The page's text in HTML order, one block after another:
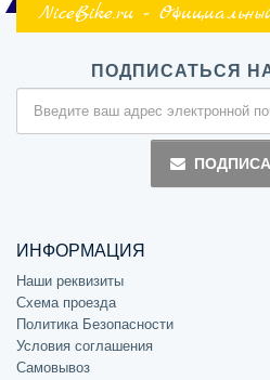
NiceBike.ru -
ПОДПИСАТЬСЯ
ИНФОРМАЦИЯ
Наши реквизиты
Схема проезда
Политика Безопасности
Условия соглашения
Самовывоз